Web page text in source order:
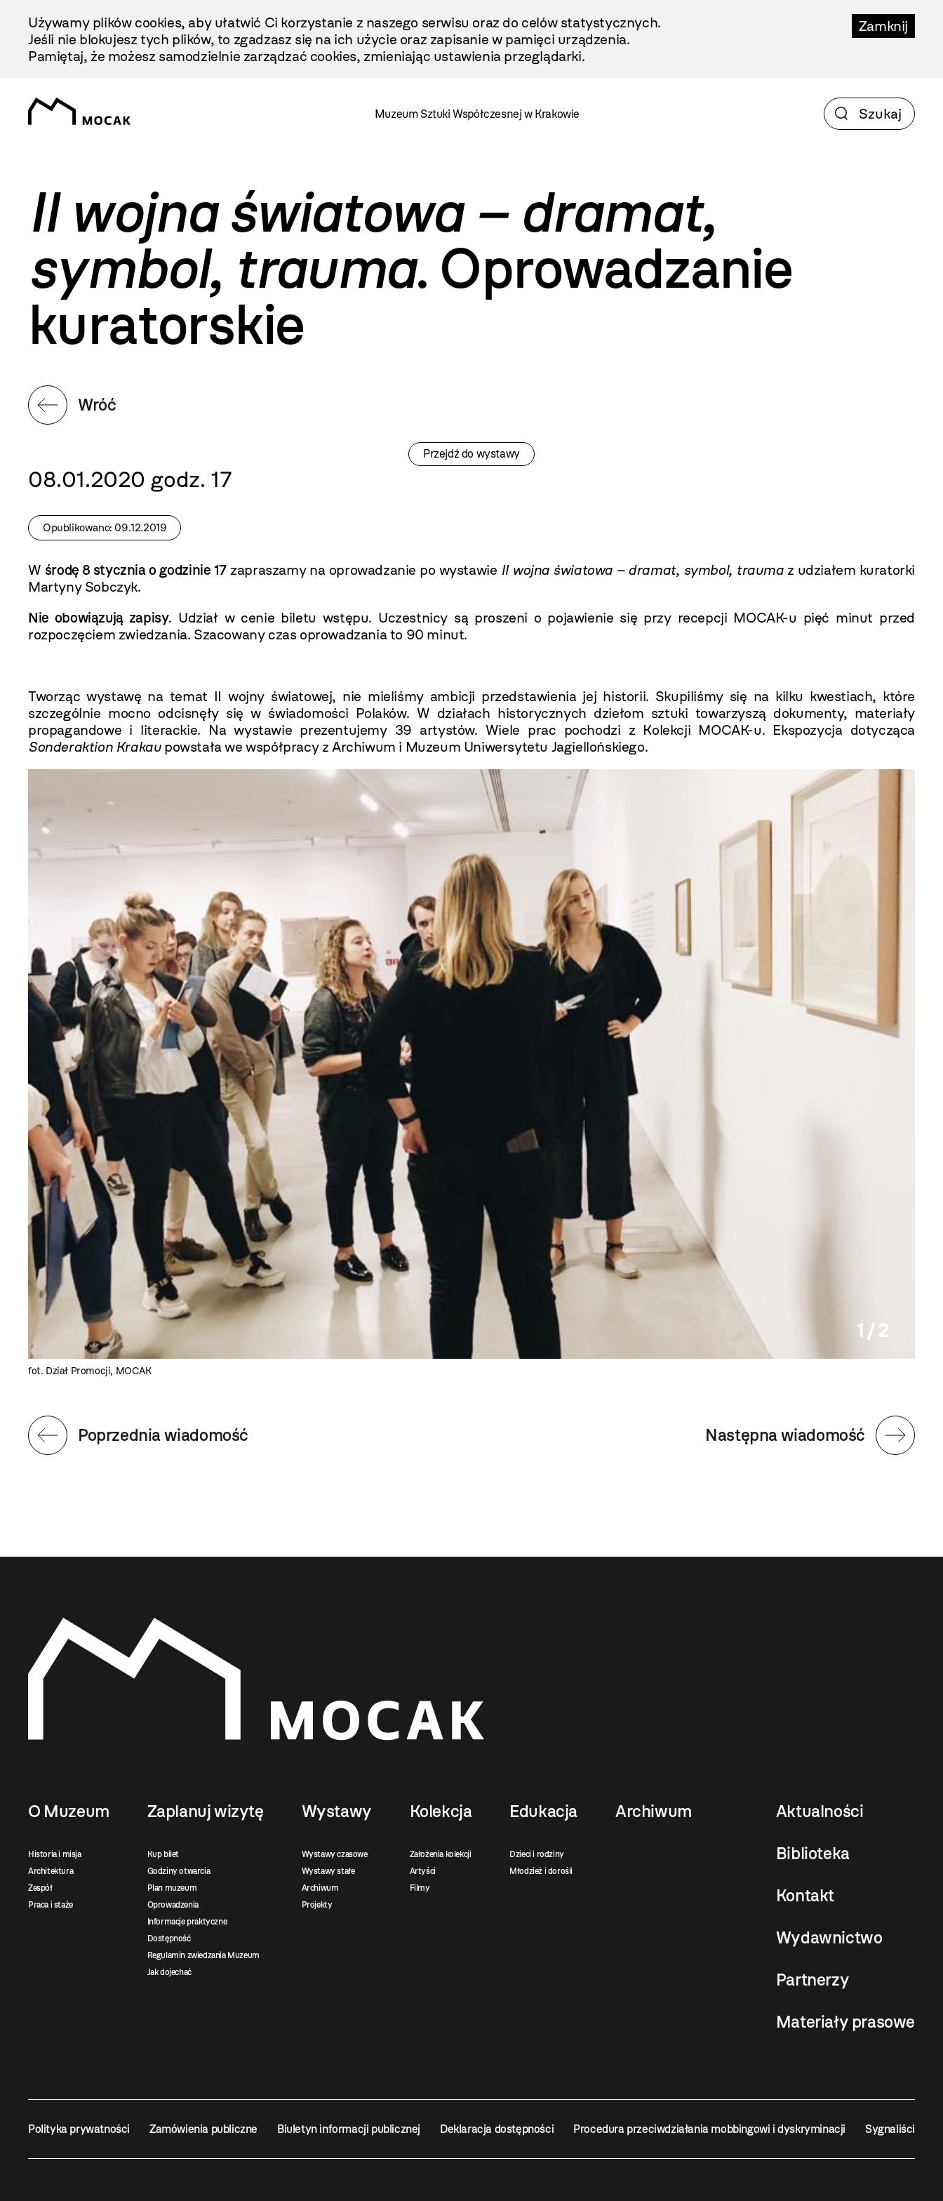
Treści
Zamknij
Używamy plików cookies, aby ułatwić Ci korzystanie z naszego serwisu oraz do celów statystycznych.
Jeśli nie blokujesz tych plików, to zgadzasz się na ich użycie oraz zapisanie w pamięci urządzenia.
Pamiętaj, że możesz samodzielnie zarządzać cookies, zmieniając ustawienia przeglądarki.
Muzeum Sztuki Współczesnej w Krakowie
II wojna światowa – dramat,
symbol, trauma. Oprowadzanie
kuratorskie
Wróć
Przejdź do wystawy
08.01.2020 godz. 17
Opublikowano: 09.12.2019
W środę 8 stycznia o godzinie 17zapraszamy na oprowadzanie po wystawie II wojna światowa – dramat, symbol, trauma z udziałem kuratorki
Martyny Sobczyk.
Nie obowiązują zapisy. Udział w cenie biletu wstępu. Uczestnicy są proszeni o pojawienie się przy recepcji MOCAK-u pięć minut przed
rozpoczęciem zwiedzania. Szacowany czas oprowadzania to 90 minut.
Tworząc wystawę na temat II wojny światowej, nie mieliśmy ambicji przedstawienia jej historii. Skupiliśmy się na kilku kwestiach, które
szczególnie mocno odcisnęły się w świadomości Polaków. W działach historycznych dziełom sztuki towarzyszą dokumenty, materiały
propagandowe i literackie. Na wystawie prezentujemy 39 artystów. Wiele prac pochodzi z Kolekcji MOCAK-u. Ekspozycja dotycząca
Sonderaktion Krakaupowstała we współpracy z Archiwum i Muzeum Uniwersytetu Jagiellońskiego.
fot. Dział Promocji, MOCAK
1 / 2
Następna wiadomość
Poprzednia wiadomość
O Muzeum
Historia i misja
Architektura
Zespół
Praca i staże
Zaplanuj wizytę
Kup bilet
Godziny otwarcia
Plan muzeum
Oprowadzenia
Informacje praktyczne
Dostępność
Regulamin zwiedzania Muzeum
Jak dojechać
Wystawy
Wystawy czasowe
Wystawy stałe
Archiwum
Projekty
Kolekcja
Założenia kolekcji
Artyści
Filmy
Edukacja
Dzieci i rodziny
Młodzież i dorośli
Archiwum Aktualności
Biblioteka
Kontakt
Wydawnictwo
Partnerzy
Materiały prasowe
Polityka prywatności Zamówienia publiczne Biuletyn informacji publicznej Deklaracja dostępności Procedura przeciwdziałania mobbingowi i dyskryminacji Sygnaliści